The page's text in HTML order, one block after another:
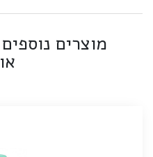
מוצרים